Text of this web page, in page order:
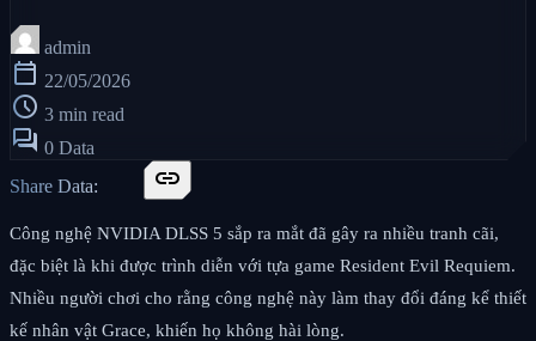
admin
calendar_today 22/05/2026
schedule 3 min read
forum 0 Data
Share Data:
link
Công nghệ NVIDIA DLSS 5 sắp ra mắt đã gây ra nhiều tranh cãi,
đặc biệt là khi được trình diễn với tựa game Resident Evil Requiem.
Nhiều người chơi cho rằng công nghệ này làm thay đổi đáng kể thiết
kế nhân vật Grace, khiến họ không hài lòng.